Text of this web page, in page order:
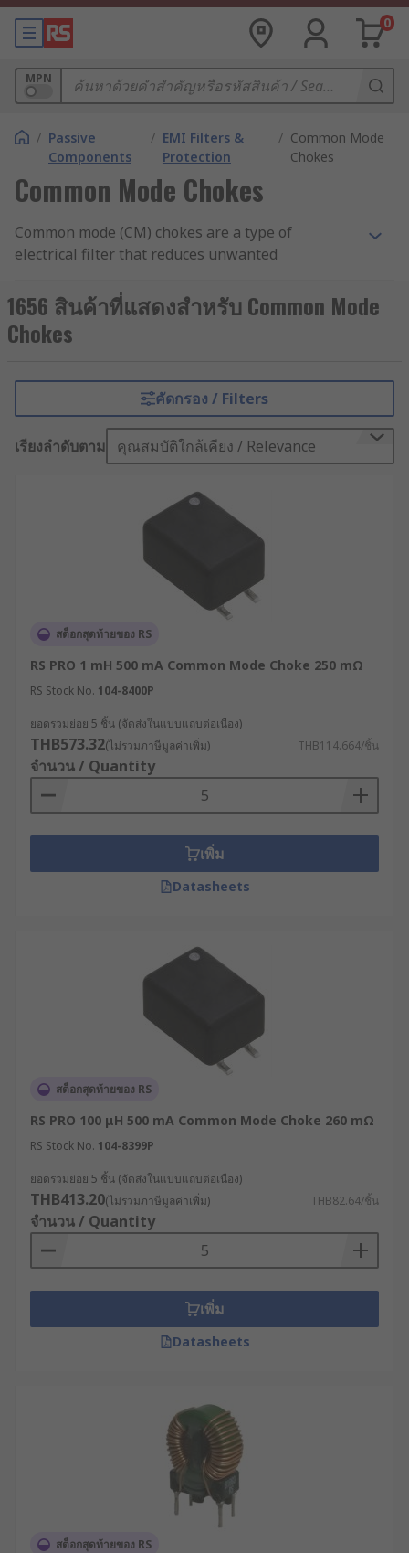
0
MPN
/ Passive
Components
/ EMI Filters &
Protection
/ Common Mode
Chokes
Common Mode Chokes
Common mode (CM) chokes are a type of
electrical filter that reduces unwanted
but lets the desired signal to pass. Common mode
noise current is usually found in sources such as
unwanted radio signals, unshielded electronics,
then it can cause problems in your electronics
and electrical circuits.
RS have a great range of inductors including
these common mode chokes with various
inductance values and offer high attenuation
over a wide frequency range.
Why use common mode chokes?
Common mode chokes can be used to help the
prevention of electromagnetic interference and
radio frequency interface. By using these chokes
you can help stop your electronic devices from
malfunctioning.
Things to consider before purchasing a
common mode choke:
Frequency bandwidth
Common mode chokes are often used in
electrical, industrial and telecommunication
applications to help reduce or remove noise and
electromagnetic interference. They can be found
Data storage systems
Industrial systems
Professional audio
1656 สินค้าที่แสดงสำหรับ Common Mode
Chokes
คัดกรอง / Filters
เรียงลำดับตาม คุณสมบัติใกล้เคียง / Relevance
สต็อกสุดท้ายของ RS
RS PRO 1 mH 500 mA Common Mode Choke 250 mΩ
RS Stock No. 104-8400P
ยอดรวมย่อย 5 ชิ้น (จัดส่งในแบบแถบต่อเนื่อง)
THB573.32(ไม่รวมภาษีมูลค่าเพิ่ม) THB114.664/ชิ้น
จำนวน / Quantity
เพิ่ม
Datasheets
สต็อกสุดท้ายของ RS
RS PRO 100 μH 500 mA Common Mode Choke 260 mΩ
RS Stock No. 104-8399P
ยอดรวมย่อย 5 ชิ้น (จัดส่งในแบบแถบต่อเนื่อง)
THB413.20(ไม่รวมภาษีมูลค่าเพิ่ม) THB82.64/ชิ้น
จำนวน / Quantity
เพิ่ม
Datasheets
สต็อกสุดท้ายของ RS